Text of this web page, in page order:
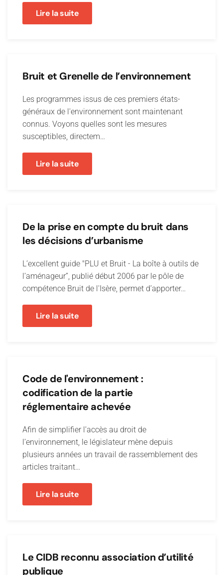
Lire la suite
Bruit et Grenelle de l’environnement
Les programmes issus de ces premiers états-
généraux de l'environnement sont maintenant
connus. Voyons quelles sont les mesures
susceptibles, directem…
Lire la suite
De la prise en compte du bruit dans
les décisions d’urbanisme
L’excellent guide "PLU et Bruit - La boîte à outils de
l’aménageur”, publié début 2006 par le pôle de
compétence Bruit de l'Isère, permet d’apporter…
Lire la suite
Code de l'environnement :
codification de la partie
réglementaire achevée
Afin de simplifier l’accès au droit de
l’environnement, le législateur mène depuis
plusieurs années un travail de rassemblement des
articles traitant…
Lire la suite
Le CIDB reconnu association d’utilité
publique